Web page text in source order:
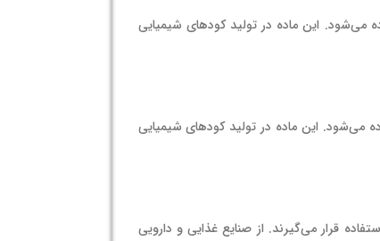
می‌شود. این ماده در تولید کودهای شیمیایی
می‌شود. این ماده در تولید کودهای شیمیایی
قرار می‌گیرند. از صنایع غذایی و دارویی